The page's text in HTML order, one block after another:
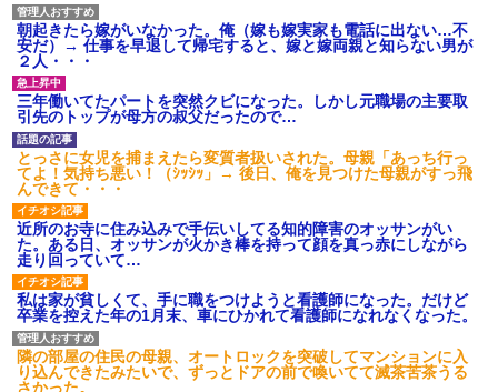
【ワロタ】姉から「肉食系14才、乳丸出し、毛はうっすら
生えかけ」というタイトルで画像が送られてきた
[緊急]ベロベロの女に声をかけて行為してきた結果
私『貯金貯まったし、やっと家建てられるね！』夫「実家
を二世帯住宅にした。それに貯金使った」→私『離婚しよ
う』夫「えっ」私『使った貯金はあげるから』→すると…
【衝撃】女友達から行為中に告白されてOKした結果
私（23）冗談のつもりで上司（27）に胸を揉ませた結
果・・・
小学生の妹が20代の弟とチューしてるのに、見て見ぬふり
朝起きたら嫁がいなかった。俺（嫁も嫁実家も電話に出ない…不
安だ）→ 仕事を早退して帰宅すると、嫁と嫁両親と知らない男が
２人・・・
三年働いてたパートを突然クビになった。しかし元職場の主要取
引先のトップが母方の叔父だったので…
とっさに女児を捕まえたら変質者扱いされた。母親「あっち行っ
てよ！気持ち悪い！（ｼｯｼｯ」→ 後日、俺を見つけた母親がすっ飛
んできて・・・
近所のお寺に住み込みで手伝いしてる知的障害のオッサンがい
た。ある日、オッサンが火かき棒を持って顔を真っ赤にしながら
走り回っていて…
私は家が貧しくて、手に職をつけようと看護師になった。だけど
卒業を控えた年の1月末、車にひかれて看護師になれなくなった。
隣の部屋の住民の母親、オートロックを突破してマンションに入
り込んできたみたいで、ずっとドアの前で喚いてて滅茶苦茶うる
さかった。